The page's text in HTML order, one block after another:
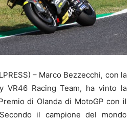
– Marco Bezzecchi, con la
VR46 Racing Team, ha vinto la
di Olanda di MotoGP con il
il campione del mondo